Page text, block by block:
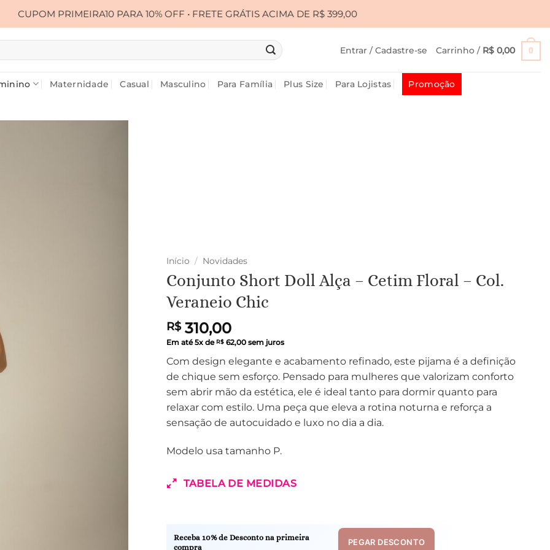
PARA 10% OFF • FRETE GRÁTIS ACIMA DE R$ 399,00 • CUPOM PRIMEIRA10 PARA 10% OFF • FRETE
Entrar / Cadastre-se Carrinho / R$ 0,00 0
Maternidade Casual Masculino Para Família Plus Size Para Lojistas Promoção
Início / Novidades
Conjunto Short Doll Alça – Cetim Floral – Col.
Veraneio Chic
R$310,00
Em até5x de R$ 62,00 sem juros
Com design elegante e acabamento refinado, este pijama é a definição
de chique sem esforço. Pensado para mulheres que valorizam conforto
sem abrir mão da estética, ele é ideal tanto para dormir quanto para
relaxar com estilo. Uma peça que eleva a rotina noturna e reforça a
sensação de autocuidado e luxo no dia a dia.
Modelo usa tamanho P.
TABELA DE MEDIDAS
Receba 10% de Desconto na primeira
compra
PEGAR DESCONTO